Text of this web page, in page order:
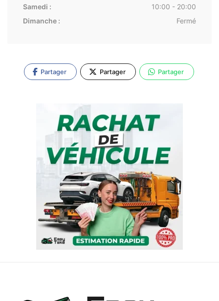
Samedi :
10:00 - 20:00
Dimanche :
Fermé
Partager Partager Partager